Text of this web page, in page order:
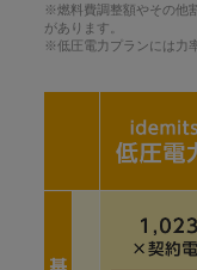
※燃料費調整額やその他
があります。
※低圧電力プランには力